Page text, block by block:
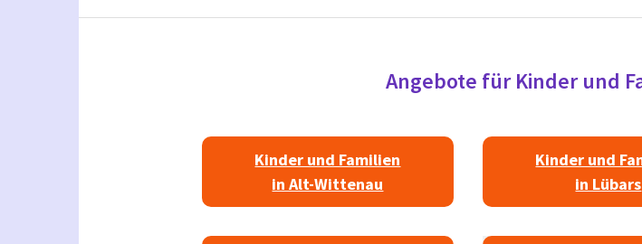
Angebote für Kinder und
Kinder und Familien
in Alt-Wittenau
Kinder und
in Lübars